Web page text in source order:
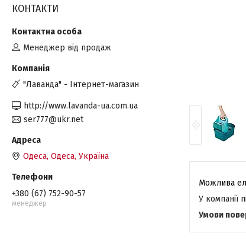
У компанії
КОНТАКТИ
Менеджер від продаж
"Лаванда" - Інтернет-магазин
http://www.lavanda-ua.com.ua
ser777@ukr.net
Одеса, Одеса, Україна
+380 (67) 752-90-57
менеджер